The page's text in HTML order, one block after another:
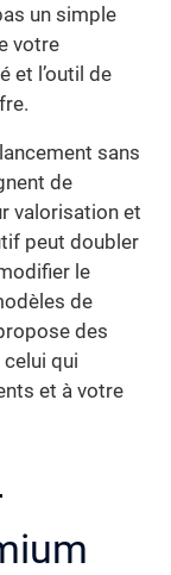
un simple
votre
et l’outil de
sans
de
valorisation et
peut doubler
le
de
des
qui
et à votre